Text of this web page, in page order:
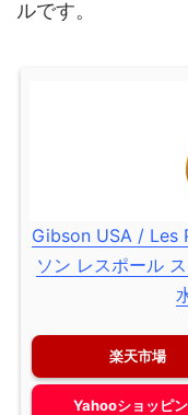
ルです。
Gibson USA / Les
ソン レスポール
楽天市場
Yahooショッピ